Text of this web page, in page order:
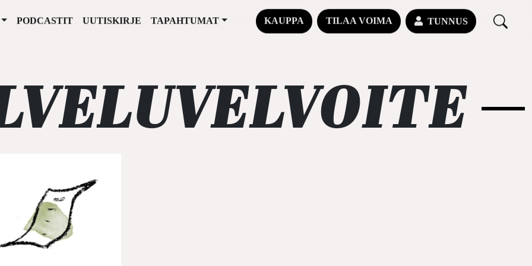
PODCASTIT UUTISKIRJE TAPAHTUMAT KAUPPA TILAA VOIMA TUNNUS